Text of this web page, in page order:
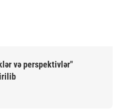
və perspektivlər"